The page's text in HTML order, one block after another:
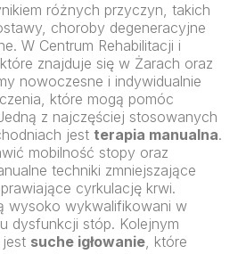
różnych przyczyn, takich
choroby degeneracyjne
W Centrum Rehabilitacji i
znajduje się w Żarach oraz
nowoczesne i indywidualnie
które mogą pomóc
z najczęściej stosowanych
jest terapia manualna.
mobilność stopy oraz
techniki zmniejszające
cyrkulację krwi.
wysoko wykwalifikowani w
dysfunkcji stóp. Kolejnym
suche igłowanie, które